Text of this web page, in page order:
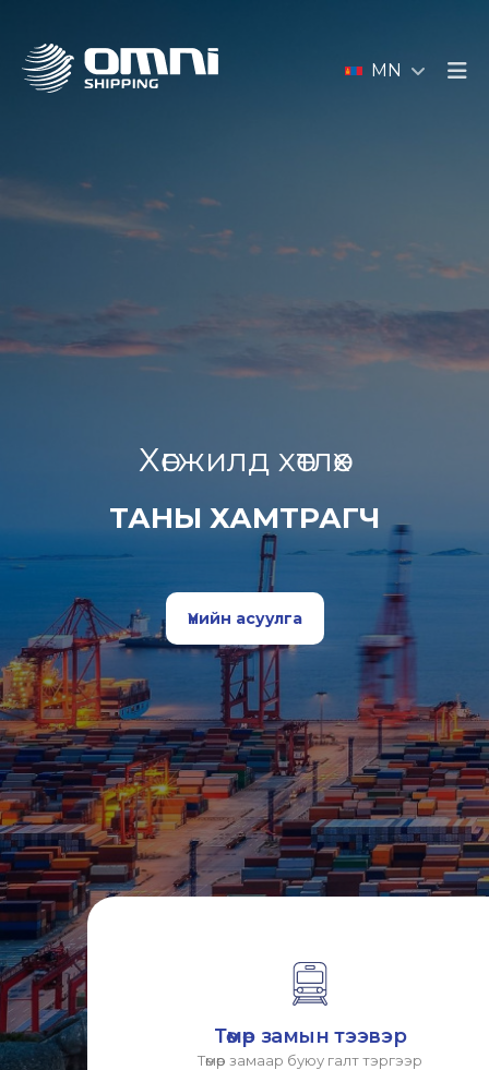
MN
Хөгжилд хөтлөх
ТАНЫ ХАМТРАГЧ
Үнийн асуулга
Төмөр замын тээвэр
Төмөр замаар буюу галт тэргээр